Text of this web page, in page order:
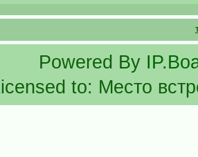
Powered By
to: Место